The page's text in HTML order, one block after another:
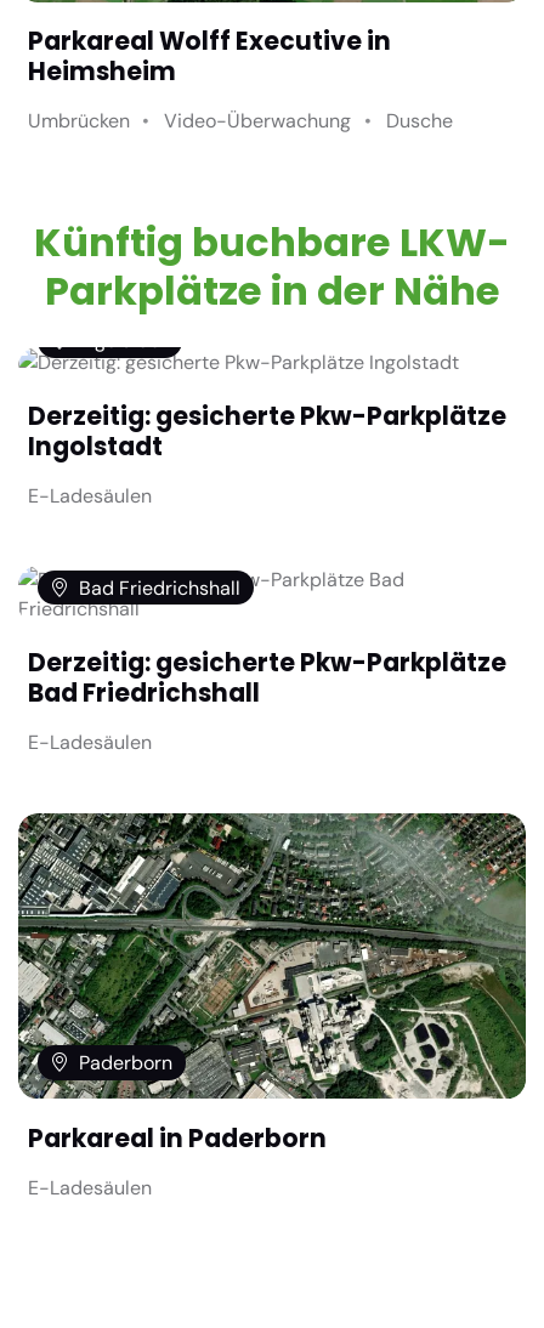
Parkareal Wolff Executive in
Heimsheim
Umbrücken Video-Überwachung Dusche
Künftig buchbare LKW-
Parkplätze in der Nähe
Ingolstadt
Derzeitig: gesicherte Pkw-Parkplätze
Ingolstadt
E-Ladesäulen
Bad Friedrichshall
Derzeitig: gesicherte Pkw-Parkplätze
Bad Friedrichshall
E-Ladesäulen
Paderborn
Parkareal in Paderborn
E-Ladesäulen